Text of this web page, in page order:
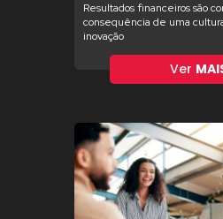
Resultados financeiros são
consequência de uma
inovação
Ver